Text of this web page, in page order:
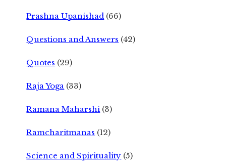
Prashna Upanishad (66)
Questions and Answers (42)
Quotes (29)
Raja Yoga (33)
Ramana Maharshi (3)
Ramcharitmanas (12)
Science and Spirituality (5)